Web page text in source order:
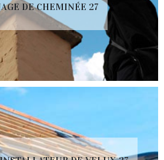
DE CHEMINÉE 27